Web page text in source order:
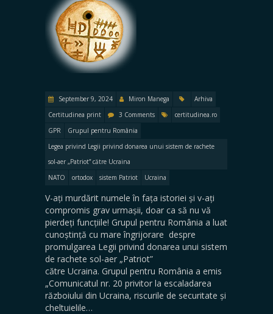
September 9, 2024 Miron Manega
Arhiva
Certitudinea print
3 Comments
certitudinea.ro
GPR
Grupul pentru România
Legea privind Legii privind donarea unui sistem de rachete
sol-aer „Patriot” către Ucraina
NATO
ortodox sistem Patriot Ucraina
V-ați murdărit numele în fața istoriei și v-ați
compromis grav urmașii, doar ca să nu vă
pierdeți funcțiile! Grupul pentru România a luat
cunoștință cu mare îngrijorare despre
promulgarea Legii privind donarea unui sistem
de rachete sol-aer „Patriot”
către Ucraina. Grupul pentru România a emis
„Comunicatul nr. 20 privitor la escaladarea
războiului din Ucraina, riscurile de securitate și
cheltuielile…